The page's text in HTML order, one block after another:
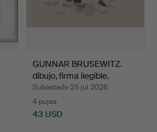
GUNNAR BRUSEWITZ.
dibujo, firma ilegible.
Subastado 25 jul 2026
4 pujas
43 USD